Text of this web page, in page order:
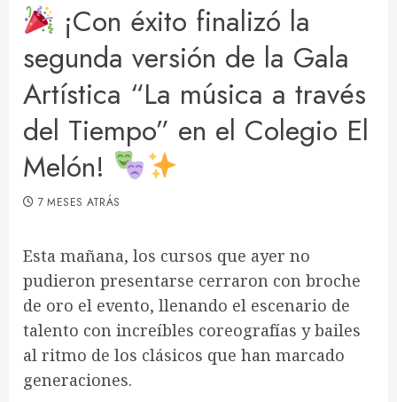
¡Con éxito finalizó la
segunda versión de la Gala
Artística “La música a través
del Tiempo” en el Colegio El
Melón!
7 MESES ATRÁS
Esta mañana, los cursos que ayer no
pudieron presentarse cerraron con broche
de oro el evento, llenando el escenario de
talento con increíbles coreografías y bailes
al ritmo de los clásicos que han marcado
generaciones.